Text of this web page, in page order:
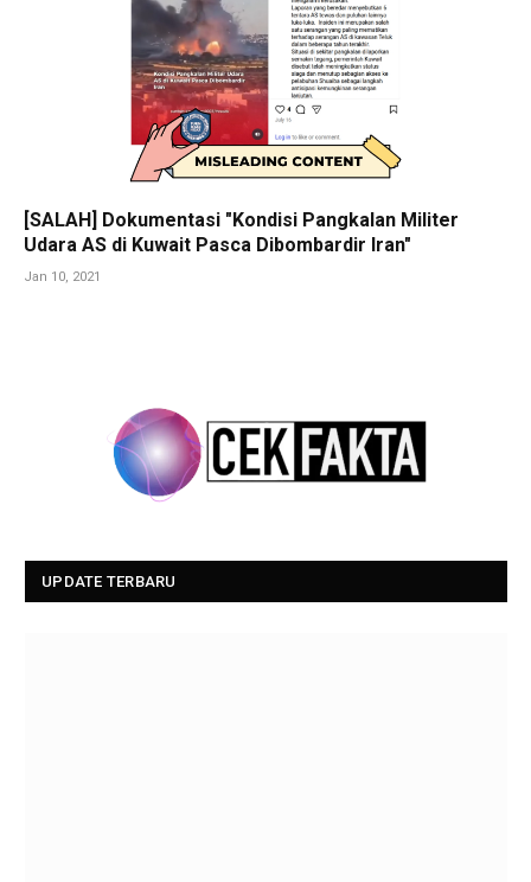
[SALAH] Dokumentasi "Kondisi Pangkalan Militer
Udara AS di Kuwait Pasca Dibombardir Iran"
Jan 10, 2021
UPDATE TERBARU